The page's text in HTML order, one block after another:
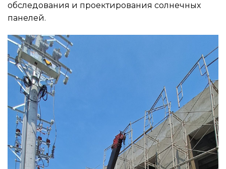
обследования и проектирования солнечных
панелей.